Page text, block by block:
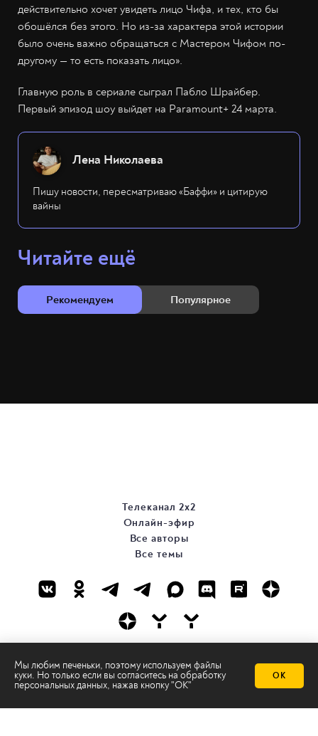
действительно хочет увидеть лицо Чифа, и тех, кто бы
обошёлся без этого. Но из-за характера этой истории
было очень важно обращаться с Мастером Чифом по-
другому — то есть показать лицо».
Главную роль в сериале сыграл Пабло Шрайбер.
Первый эпизод шоу выйдет на Paramount+ 24 марта.
Лена Николаева
Пишу новости, пересматриваю «Баффи» и цитирую
вайны
Читайте ещё
Рекомендуем Популярное
Мы любим печеньки, поэтому используем файлы
куки. Но только если вы согласитесь на обработку
персональных данных, нажав кнопку "ОК"
ОК
Телеканал 2х2
Онлайн-эфир
Все авторы
Все темы
© ООО «ТРК «2Х2», 2026
Правовая информация